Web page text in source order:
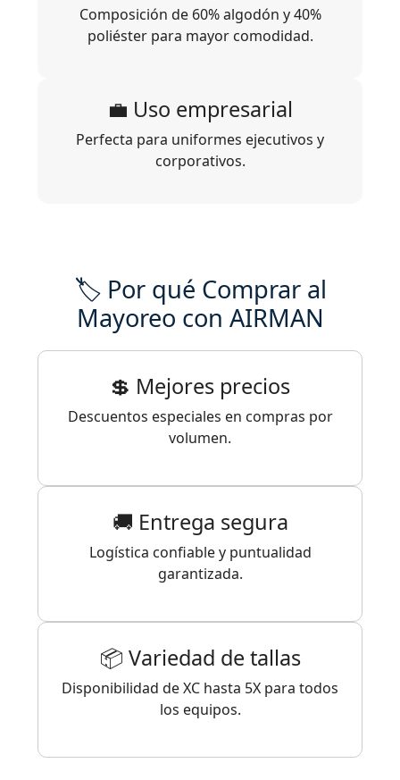
Composición de 60% algodón y 40%
poliéster para mayor comodidad.
💼 Uso empresarial
Perfecta para uniformes ejecutivos y
corporativos.
🏷️ Por qué Comprar al
Mayoreo con AIRMAN
💲 Mejores precios
Descuentos especiales en compras por
volumen.
🚚 Entrega segura
Logística confiable y puntualidad
garantizada.
📦 Variedad de tallas
Disponibilidad de XC hasta 5X para todos
los equipos.